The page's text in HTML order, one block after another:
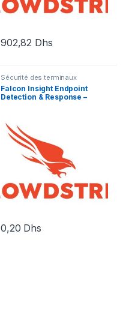
902,82 Dhs
Sécurité des terminaux
Falcon Insight Endpoint
Detection & Response –
0,20 Dhs